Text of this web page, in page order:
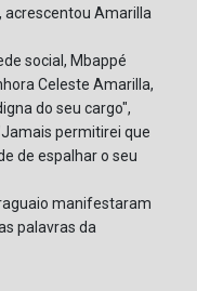
acrescentou Amarilla
social, Mbappé
Celeste Amarilla,
do seu cargo",
permitirei que
de espalhar o seu
manifestaram
palavras da